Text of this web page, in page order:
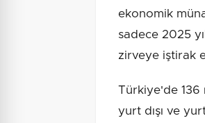
ekonomik
sadece 2025
zirveye iştirak
Türkiye'de 136
yurt dışı ve